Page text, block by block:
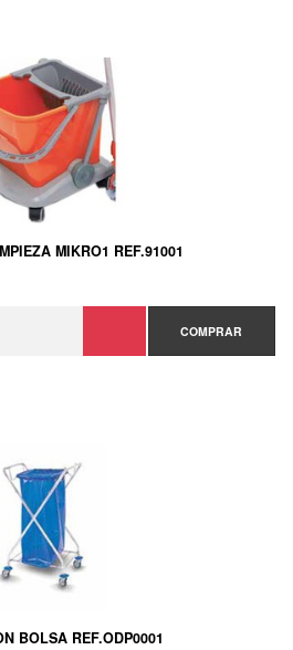
MIKRO1 REF.91001
COMPRAR
BOLSA REF.ODP0001